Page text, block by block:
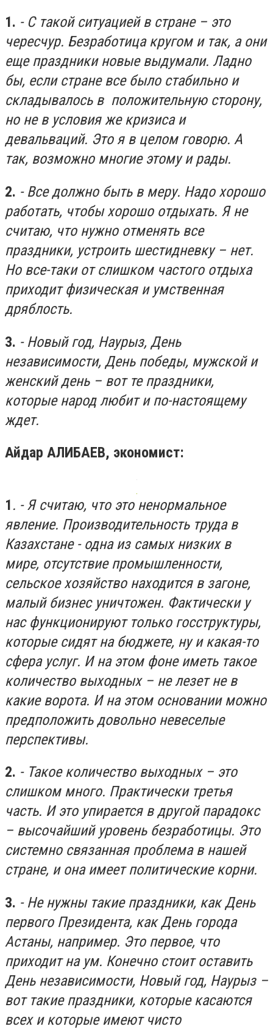
1. - С такой ситуацией в стране – это
чересчур. Безработица кругом и так, а они
еще праздники новые выдумали. Ладно
бы, если стране все было стабильно и
складывалось в положительную сторону,
но не в условия же кризиса и
девальваций. Это я в целом говорю. А
так, возможно многие этому и рады.
2. - Все должно быть в меру. Надо хорошо
работать, чтобы хорошо отдыхать. Я не
считаю, что нужно отменять все
праздники, устроить шестидневку – нет.
Но все-таки от слишком частого отдыха
приходит физическая и умственная
дряблость.
3. - Новый год, Наурыз, День
независимости, День победы, мужской и
женский день – вот те праздники,
которые народ любит и по-настоящему
ждет.
Айдар АЛИБАЕВ, экономист:
1. - Я считаю, что это ненормальное
явление. Производительность труда в
Казахстане - одна из самых низких в
мире, отсутствие промышленности,
сельское хозяйство находится в загоне,
малый бизнес уничтожен. Фактически у
нас функционируют только госструктуры,
которые сидят на бюджете, ну и какая-то
сфера услуг. И на этом фоне иметь такое
количество выходных – не лезет не в
какие ворота. И на этом основании можно
предположить довольно невеселые
перспективы.
2. - Такое количество выходных – это
слишком много. Практически третья
часть. И это упирается в другой парадокс
– высочайший уровень безработицы. Это
системно связанная проблема в нашей
стране, и она имеет политические корни.
3. - Не нужны такие праздники, как День
первого Президента, как День города
Астаны, например. Это первое, что
приходит на ум. Конечно стоит оставить
День независимости, Новый год, Наурыз –
вот такие праздники, которые касаются
всех и которые имеют чисто